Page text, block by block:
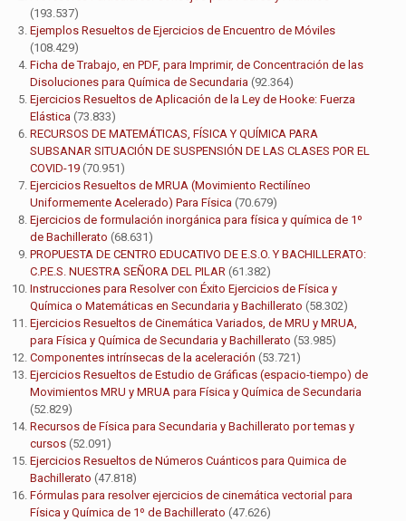
(193.537)
Ejemplos Resueltos de Ejercicios de Encuentro de Móviles
(108.429)
Ficha de Trabajo, en PDF, para Imprimir, de Concentración de las
Disoluciones para Química de Secundaria (92.364)
Ejercicios Resueltos de Aplicación de la Ley de Hooke: Fuerza
Elástica (73.833)
RECURSOS DE MATEMÁTICAS, FÍSICA Y QUÍMICA PARA
SUBSANAR SITUACIÓN DE SUSPENSIÓN DE LAS CLASES POR EL
COVID-19 (70.951)
Ejercicios Resueltos de MRUA (Movimiento Rectilíneo
Uniformemente Acelerado) Para Física (70.679)
Ejercicios de formulación inorgánica para física y química de 1º
de Bachillerato (68.631)
PROPUESTA DE CENTRO EDUCATIVO DE E.S.O. Y BACHILLERATO:
C.P.E.S. NUESTRA SEÑORA DEL PILAR (61.382)
Instrucciones para Resolver con Éxito Ejercicios de Física y
Química o Matemáticas en Secundaria y Bachillerato (58.302)
Ejercicios Resueltos de Cinemática Variados, de MRU y MRUA,
para Física y Química de Secundaria y Bachillerato (53.985)
Componentes intrínsecas de la aceleración (53.721)
Ejercicios Resueltos de Estudio de Gráficas (espacio-tiempo) de
Movimientos MRU y MRUA para Física y Química de Secundaria
(52.829)
Recursos de Física para Secundaria y Bachillerato por temas y
cursos (52.091)
Ejercicios Resueltos de Números Cuánticos para Quimica de
Bachillerato (47.818)
Fórmulas para resolver ejercicios de cinemática vectorial para
Física y Química de 1º de Bachillerato (47.626)